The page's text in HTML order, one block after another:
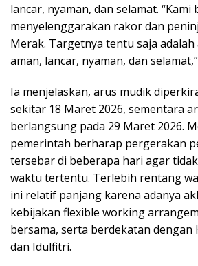
lancar, nyaman, dan selamat. “Kami
menyelenggarakan rakor dan
Merak. Targetnya tentu saja
aman, lancar, nyaman, dan
Ia menjelaskan, arus mudik
sekitar 18 Maret 2026, sementara
berlangsung pada 29 Maret 2026.
pemerintah berharap pergerakan
tersebar di beberapa hari agar
waktu tertentu. Terlebih rentang
ini relatif panjang karena adanya
kebijakan flexible working
bersama, serta berdekatan dengan
dan Idulfitri.